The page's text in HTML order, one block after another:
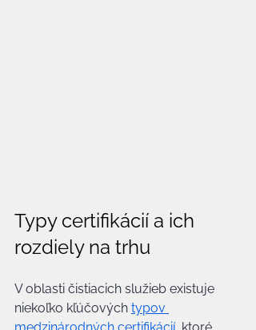
Typy certifikácií a ich
rozdiely na trhu
V oblasti čistiacich služieb existuje
niekoľko kľúčových typov